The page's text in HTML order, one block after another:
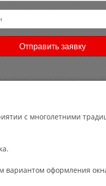
Отправить заявку
с многолетними
вариантом оформления